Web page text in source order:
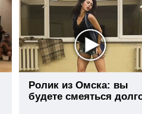
Ролик из Омска: вы
будете смеяться